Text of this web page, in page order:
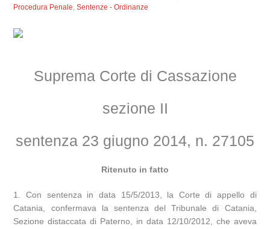
Procedura Penale,Sentenze - Ordinanze
Suprema Corte di Cassazione
sezione II
sentenza 23 giugno 2014, n. 27105
Ritenuto in fatto
1. Con sentenza in data 15/5/2013, la Corte di appello di
Catania, confermava la sentenza del Tribunale di Catania,
Sezione distaccata di Paterno, in data 12/10/2012, che aveva